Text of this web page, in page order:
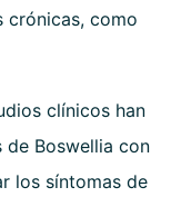
crónicas, como
clínicos han
Boswellia con
los síntomas de